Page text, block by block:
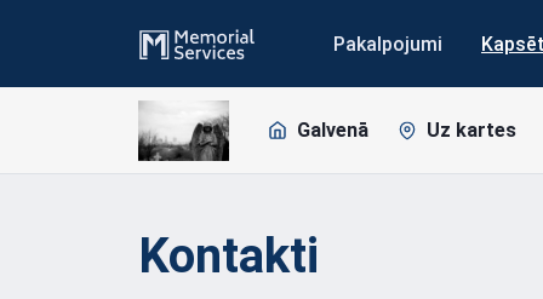
Pakalpojumi
Galvenā Uz kartes
Kontakti